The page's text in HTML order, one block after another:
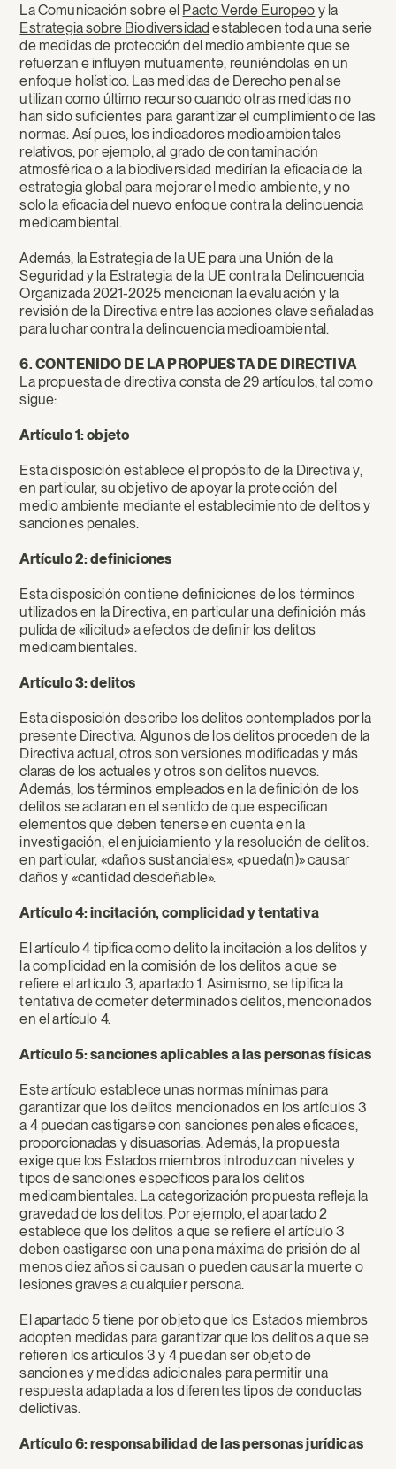
La Comunicación sobre el Pacto Verde Europeo y la
Estrategia sobre Biodiversidad establecen toda una serie
de medidas de protección del medio ambiente que se
refuerzan e influyen mutuamente, reuniéndolas en un
enfoque holístico. Las medidas de Derecho penal se
utilizan como último recurso cuando otras medidas no
han sido suficientes para garantizar el cumplimiento de las
normas. Así pues, los indicadores medioambientales
relativos, por ejemplo, al grado de contaminación
atmosférica o a la biodiversidad medirían la eficacia de la
estrategia global para mejorar el medio ambiente, y no
solo la eficacia del nuevo enfoque contra la delincuencia
medioambiental.
Además, la Estrategia de la UE para una Unión de la
Seguridad y la Estrategia de la UE contra la Delincuencia
Organizada 2021-2025 mencionan la evaluación y la
revisión de la Directiva entre las acciones clave señaladas
para luchar contra la delincuencia medioambiental.
6. CONTENIDO DE LA PROPUESTA DE DIRECTIVA
La propuesta de directiva consta de 29 artículos, tal como
sigue:
Artículo 1: objeto
Esta disposición establece el propósito de la Directiva y,
en particular, su objetivo de apoyar la protección del
medio ambiente mediante el establecimiento de delitos y
sanciones penales.
Artículo 2: definiciones
Esta disposición contiene definiciones de los términos
utilizados en la Directiva, en particular una definición más
pulida de «ilicitud» a efectos de definir los delitos
medioambientales.
Artículo 3: delitos
Esta disposición describe los delitos contemplados por la
presente Directiva. Algunos de los delitos proceden de la
Directiva actual, otros son versiones modificadas y más
claras de los actuales y otros son delitos nuevos.
Además, los términos empleados en la definición de los
delitos se aclaran en el sentido de que especifican
elementos que deben tenerse en cuenta en la
investigación, el enjuiciamiento y la resolución de delitos:
en particular, «daños sustanciales», «pueda(n)» causar
daños y «cantidad desdeñable».
Artículo 4: incitación, complicidad y tentativa
El artículo 4 tipifica como delito la incitación a los delitos y
la complicidad en la comisión de los delitos a que se
refiere el artículo 3, apartado 1. Asimismo, se tipifica la
tentativa de cometer determinados delitos, mencionados
en el artículo 4.
Artículo 5: sanciones aplicables a las personas físicas
Este artículo establece unas normas mínimas para
garantizar que los delitos mencionados en los artículos 3
a 4 puedan castigarse con sanciones penales eficaces,
proporcionadas y disuasorias. Además, la propuesta
exige que los Estados miembros introduzcan niveles y
tipos de sanciones específicos para los delitos
medioambientales. La categorización propuesta refleja la
gravedad de los delitos. Por ejemplo, el apartado 2
establece que los delitos a que se refiere el artículo 3
deben castigarse con una pena máxima de prisión de al
menos diez años si causan o pueden causar la muerte o
lesiones graves a cualquier persona.
El apartado 5 tiene por objeto que los Estados miembros
adopten medidas para garantizar que los delitos a que se
refieren los artículos 3 y 4 puedan ser objeto de
sanciones y medidas adicionales para permitir una
respuesta adaptada a los diferentes tipos de conductas
delictivas.
Artículo 6: responsabilidad de las personas jurídicas